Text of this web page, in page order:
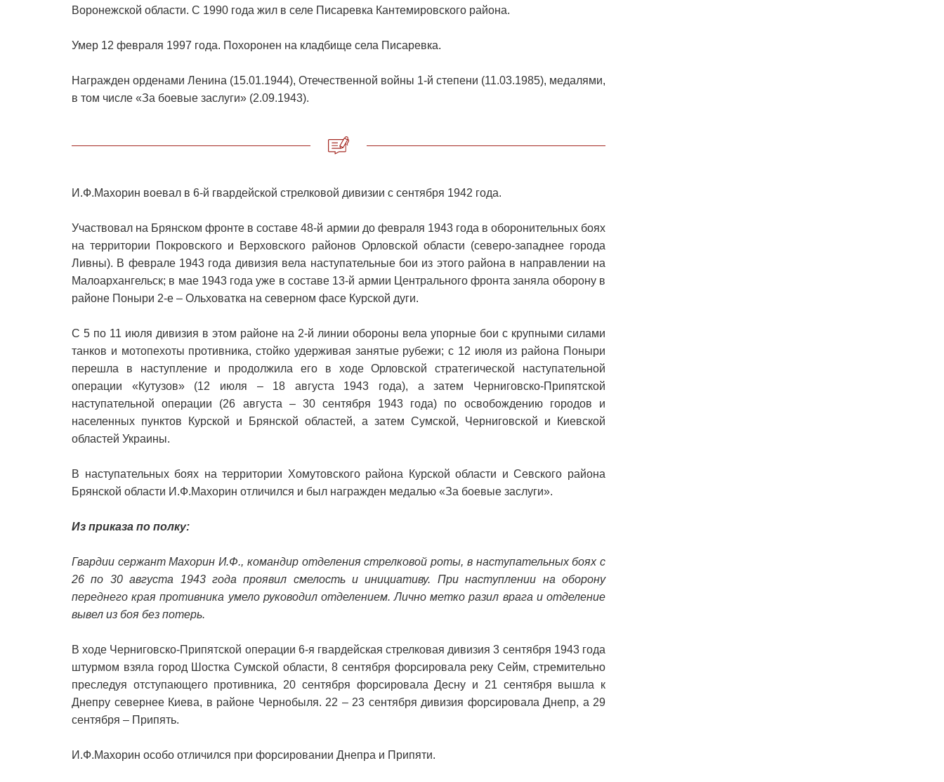
Воронежской области. С 1990 года жил в селе Писаревка Кантемировского района.
Умер 12 февраля 1997 года. Похоронен на кладбище села Писаревка.
Награжден орденами Ленина (15.01.1944), Отечественной войны 1-й степени (11.03.1985), медалями,
в том числе «За боевые заслуги» (2.09.1943).
И.Ф.Махорин воевал в 6-й гвардейской стрелковой дивизии с сентября 1942 года.
Участвовал на Брянском фронте в составе 48-й армии до февраля 1943 года в оборонительных боях
на территории Покровского и Верховского районов Орловской области (северо-западнее города
Ливны). В феврале 1943 года дивизия вела наступательные бои из этого района в направлении на
Малоархангельск; в мае 1943 года уже в составе 13-й армии Центрального фронта заняла оборону в
районе Поныри 2-е – Ольховатка на северном фасе Курской дуги.
С 5 по 11 июля дивизия в этом районе на 2-й линии обороны вела упорные бои с крупными силами
танков и мотопехоты противника, стойко удерживая занятые рубежи; с 12 июля из района Поныри
перешла в наступление и продолжила его в ходе Орловской стратегической наступательной
операции «Кутузов» (12 июля – 18 августа 1943 года), а затем Черниговско-Припятской
наступательной операции (26 августа – 30 сентября 1943 года) по освобождению городов и
населенных пунктов Курской и Брянской областей, а затем Сумской, Черниговской и Киевской
областей Украины.
В наступательных боях на территории Хомутовского района Курской области и Севского района
Брянской области И.Ф.Махорин отличился и был награжден медалью «За боевые заслуги».
Из приказа по полку:
Гвардии сержант Махорин И.Ф., командир отделения стрелковой роты, в наступательных боях с
26 по 30 августа 1943 года проявил смелость и инициативу. При наступлении на оборону
переднего края противника умело руководил отделением. Лично метко разил врага и отделение
вывел из боя без потерь.
В ходе Черниговско-Припятской операции 6-я гвардейская стрелковая дивизия 3 сентября 1943 года
штурмом взяла город Шостка Сумской области, 8 сентября форсировала реку Сейм, стремительно
преследуя отступающего противника, 20 сентября форсировала Десну и 21 сентября вышла к
Днепру севернее Киева, в районе Чернобыля. 22 – 23 сентября дивизия форсировала Днепр, а 29
сентября – Припять.
И.Ф.Махорин особо отличился при форсировании Днепра и Припяти.